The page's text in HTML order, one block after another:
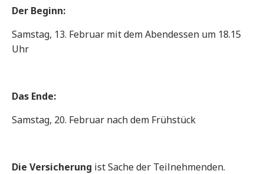
Der Beginn:
Samstag, 13. Februar mit dem Abendessen um 18.15
Uhr
Das Ende:
Samstag, 20. Februar nach dem Frühstück
Die Versicherung ist Sache der Teilnehmenden.